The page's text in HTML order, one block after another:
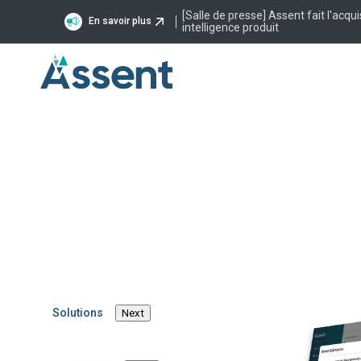
En savoir plus
[Salle de presse] Assent fait
intelligence produit
Solutions Next
La nouvelle
durabilité
charge de
fournisseurs